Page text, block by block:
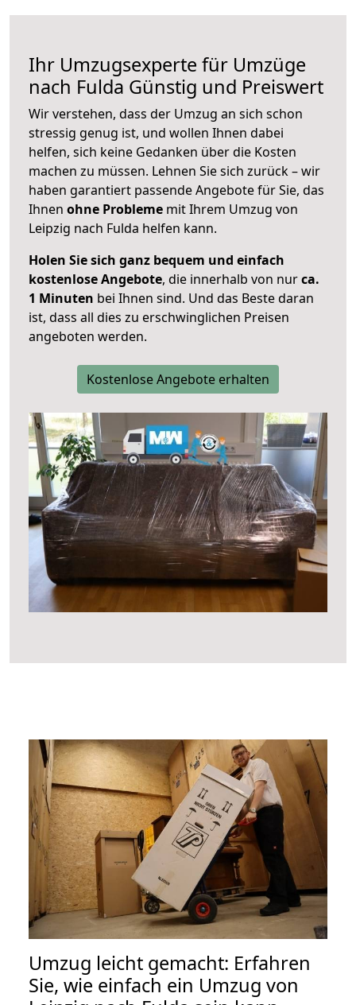
Ihr Umzugsexperte für Umzüge
nach Fulda Günstig und Preiswert
Wir verstehen, dass der Umzug an sich schon
stressig genug ist, und wollen Ihnen dabei
helfen, sich keine Gedanken über die Kosten
machen zu müssen. Lehnen Sie sich zurück – wir
haben garantiert passende Angebote für Sie, das
Ihnen ohne Probleme mit Ihrem Umzug von
Leipzig nach Fulda helfen kann.
Holen Sie sich ganz bequem und einfach
kostenlose Angebote, die innerhalb von nurca.
1 Minuten bei Ihnen sind. Und das Beste daran
ist, dass all dies zu erschwinglichen Preisen
angeboten werden.
Kostenlose Angebote erhalten
Umzug leicht gemacht: Erfahren
Sie, wie einfach ein Umzug von